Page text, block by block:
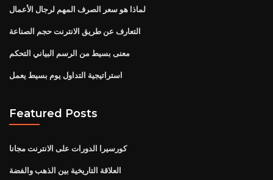
لماذا هو سعر الصرف المهم لرجال الأعمال
التعارف عن طريق الانترنت حجم الصناعة
معنى بسيط من الرسم البياني التحكم
استراتيجية التداول يوم بسيط يعمل
Featured Posts
كورسيرا الدورات على الانترنت مجانا
العلاقة التاريخية بين الذهب والفضة